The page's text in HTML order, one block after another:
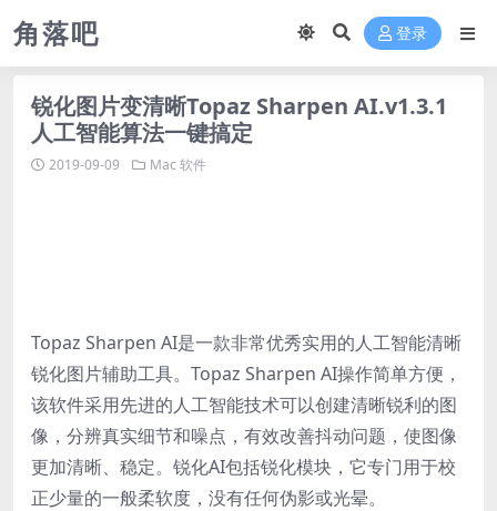
角落吧 登录
锐化图片变清晰Topaz Sharpen AI.v1.3.1
人工智能算法一键搞定
2019-09-09 Mac 软件
Topaz Sharpen AI是一款非常优秀实用的人工智能清晰
锐化图片辅助工具。Topaz Sharpen AI操作简单方便，
该软件采用先进的人工智能技术可以创建清晰锐利的图
像，分辨真实细节和噪点，有效改善抖动问题，使图像
更加清晰、稳定。锐化AI包括锐化模块，它专门用于校
正少量的一般柔软度，没有任何伪影或光晕。